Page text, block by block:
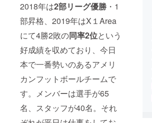
2018年は2部リーグ優勝 ・1
部昇格、2019年はX１Area
にて4勝2敗の同率2位という
好成績を収めており、今日
本で一番勢いのあるアメリ
カンフットボールチームで
す。メンバーは選手が65
名、スタッフが40名。それ